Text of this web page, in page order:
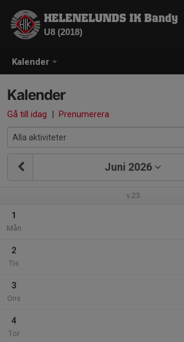
Kalender
HELENELUNDS IK Bandy
U8 (2018)
Kalender
Gå till idag | Prenumerera
Juni 2026
v.23
1
Mån
2
Tis
3
Ons
4
Tor